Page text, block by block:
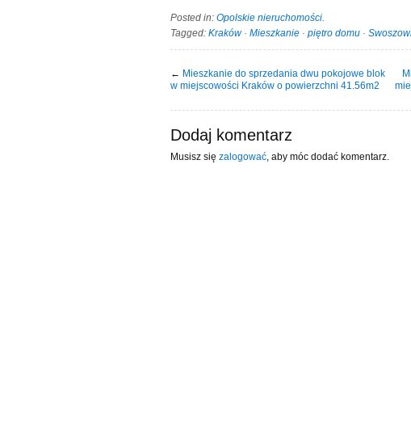
Posted in: Opolskie nieruchomości.
Tagged: Kraków· Mieszkanie · piętro domu ·
← Mieszkanie do sprzedania dwu pokojowe blok
w miejscowości Kraków o powierzchni 41.56m2
Dodaj komentarz
Musisz się zalogować , aby móc dodać komentarz.